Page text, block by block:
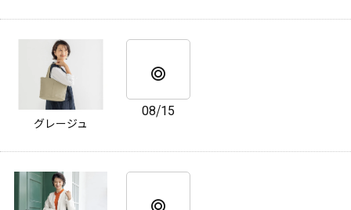
グレージュ
08/15